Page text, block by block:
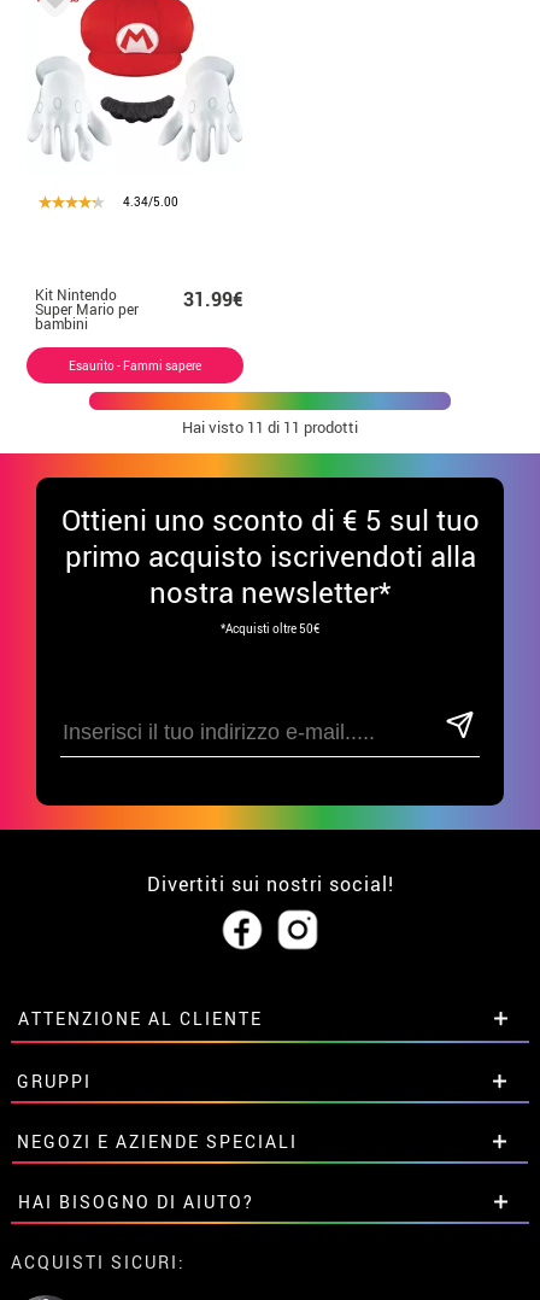
4.34/5.00
Kit Nintendo
Super Mario per
bambini
31.99€
Esaurito - Fammi sapere
Hai visto 11 di 11 prodotti
Ottieni uno sconto di € 5 sul tuo
primo acquisto iscrivendoti alla
nostra newsletter*
*Acquisti oltre 50€
Divertiti sui nostri social!
ATTENZIONE AL CLIENTE
• Su di noi
• Condizioni di vendita
• Avviso legale privacy
• Attenzione al cliente
• Utilizzo dei cookies
•Impostazioni dei cookie
GRUPPI
Sconti speciali per gruppi.
Contattaci qui
NEGOZI E AZIENDE SPECIALI
Sconti speciali per gruppi.
Contattaci qui
HAI BISOGNO DI AIUTO?
Non ho ancora fatto l'ordine
Ho gia realizzato l’ordine
ACQUISTI SICURI: